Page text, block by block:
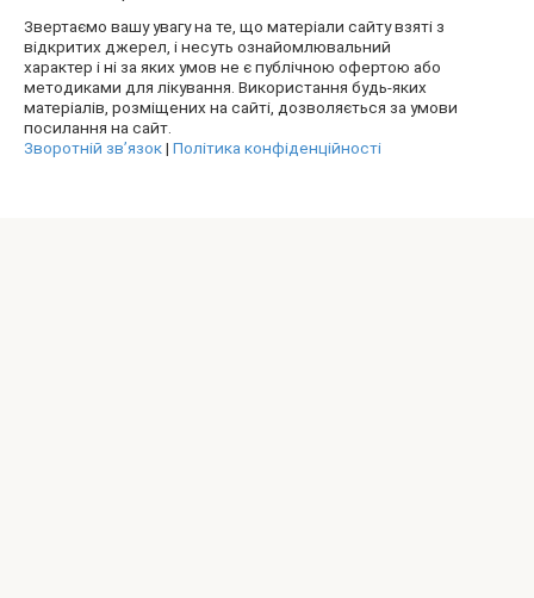
Звертаємо вашу увагу на те, що матеріали сайту взяті з
відкритих джерел, і несуть ознайомлювальний
характер і ні за яких умов не є публічною офертою або
методиками для лікування. Використання будь-яких
матеріалів, розміщених на сайті, дозволяється за умови
посилання на сайт.
Зворотній зв’язок| Політика конфіденційності